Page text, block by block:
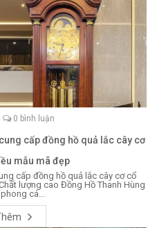
0 bình luận
cấp đồng hồ quả lắc cây cơ
mẫu mã đẹp
cấp đồng hồ quả lắc cây cơ cổ
lượng cao Đồng Hồ Thanh Hùng
cá...